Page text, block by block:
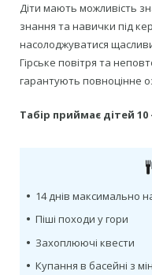
Діти мають можливість
знання та навички під
насолоджуватися
Гірське повітря та
гарантують повноцінне
Табір приймає дітей 10
• 14 днів максимально
• Піші походи у гори
• Захоплюючі квести
• Купання в басейні з